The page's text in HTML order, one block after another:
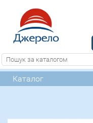
Каталог